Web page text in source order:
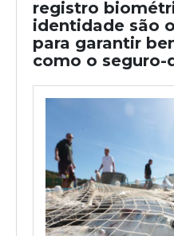
registro
identidade são
para garantir
como o seguro-